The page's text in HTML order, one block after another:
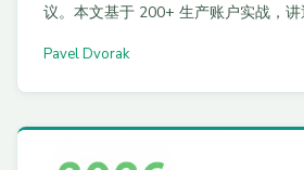
议。本文基于 200+ 生产账户实战，讲
线，帮你 30 天平均省 25-40% 云成本
Pavel Dvorak